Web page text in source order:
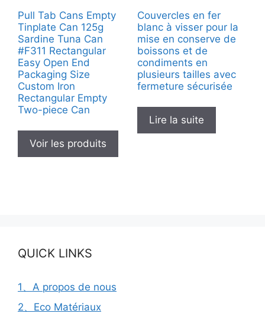
Pull Tab Cans Empty
Tinplate Can 125g
Sardine Tuna Can
#F311 Rectangular
Easy Open End
Packaging Size
Custom Iron
Rectangular Empty
Two-piece Can
Voir les produits
Couvercles en fer
blanc à visser pour la
mise en conserve de
boissons et de
condiments en
plusieurs tailles avec
fermeture sécurisée
Lire la suite
QUICK LINKS
1、A propos de nous
2、Eco Matériaux